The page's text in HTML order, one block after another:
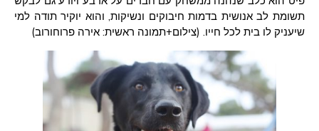
תשומת לב אנושית בדמות חיבוקים ונשיקות, והוא יוקיר תודה למי
שיעניק לו בית לכל חייו. (צילום+תמונה ראשית: אירה פרוחורוב)